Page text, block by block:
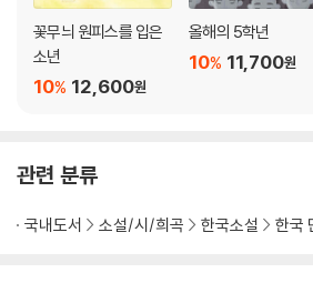
꽃무늬 원피스를 입은
소년
12,600원
10%
올해의 5학년
11,700원
10%
관련 분류
국내도서 소설/시/희곡 한국소설 한국